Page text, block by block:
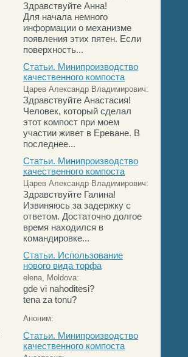
Здравствуйте Анна!
Для начала немного
информации о механизме
появления этих пятен. Если
поверхность...
Статьи. Минипроизводство
качественного компоста
Царев Александр Владимирович:
Здравствуйте Анастасия!
Человек, который сделал
этот компост при моем
участии живет в Ереване. В
последнее...
Статьи. Минипроизводство
качественного компоста
Царев Александр Владимирович:
Здравствуйте Галина!
Извиняюсь за задержку с
ответом. Достаточно долгое
время находился в
командировке...
Статьи. Использование
нового вида торфа
elena, Moldova:
gde vi nahoditesi?
tena za tonu?
Аноним:
Статьи. Минипроизводство
качественного компоста